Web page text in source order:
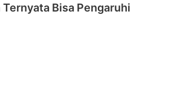
Ternyata Bisa Pengaruhi